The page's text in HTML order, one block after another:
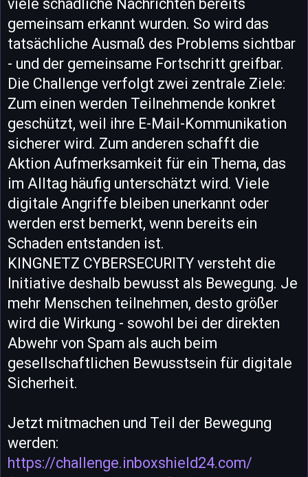
viele schädliche Nachrichten bereits
gemeinsam erkannt wurden. So wird das
tatsächliche Ausmaß des Problems sichtbar
- und der gemeinsame Fortschritt greifbar.
Die Challenge verfolgt zwei zentrale Ziele:
Zum einen werden Teilnehmende konkret
geschützt, weil ihre E-Mail-Kommunikation
sicherer wird. Zum anderen schafft die
Aktion Aufmerksamkeit für ein Thema, das
im Alltag häufig unterschätzt wird. Viele
digitale Angriffe bleiben unerkannt oder
werden erst bemerkt, wenn bereits ein
Schaden entstanden ist.
KINGNETZ CYBERSECURITY versteht die
Initiative deshalb bewusst als Bewegung. Je
mehr Menschen teilnehmen, desto größer
wird die Wirkung - sowohl bei der direkten
Abwehr von Spam als auch beim
gesellschaftlichen Bewusstsein für digitale
Sicherheit.
Jetzt mitmachen und Teil der Bewegung
werden:
https://challenge.inboxshield24.com/